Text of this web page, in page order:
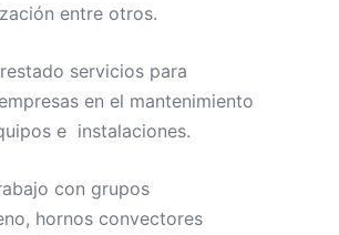
entre otros.
servicios para
en el mantenimiento
e instalaciones.
con grupos
hornos convectores